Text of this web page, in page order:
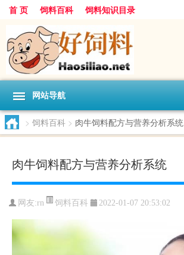
首 页 饲料百科 饲料知识目录
网站导航
> 饲料百科 > 肉牛饲料配方与营养分析系统
肉牛饲料配方与营养分析系统
网友:rn 饲料百科 2022-01-07 20:53:02